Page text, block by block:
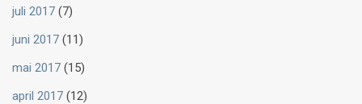
juli 2017 (7)
juni 2017 (11)
mai 2017 (15)
april 2017 (12)